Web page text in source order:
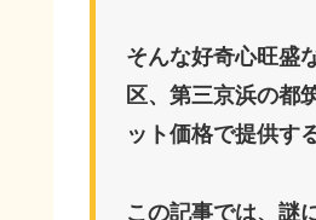
そんな好奇心旺盛
区、第三京浜の都
ット価格で提供す
この記事では、謎